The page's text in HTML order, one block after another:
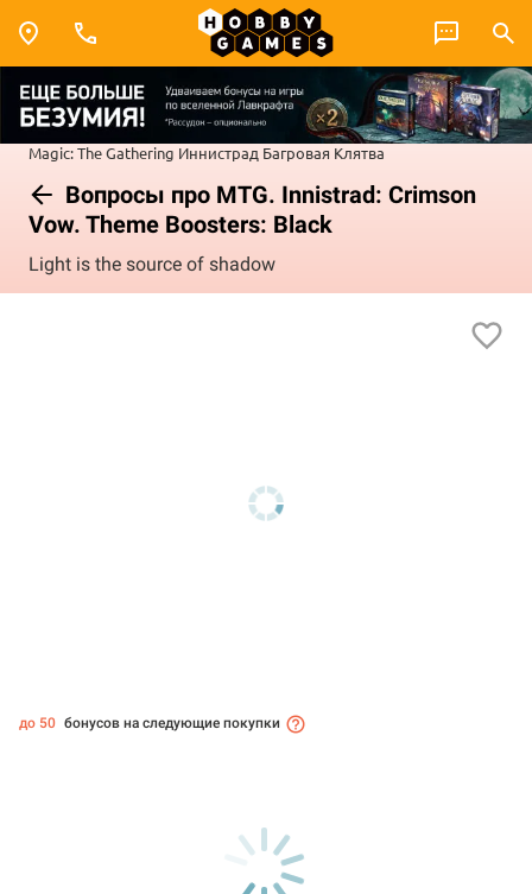
Magic: The Gathering Иннистрад Багровая Клятва
Вопросы про MTG. Innistrad: Crimson
Vow. Theme Boosters: Black
Light is the source of shadow
до 50 бонусов на следующие покупки